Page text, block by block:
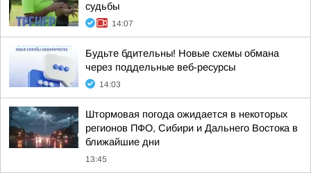
судьбы
14:07
Будьте бдительны! Новые схемы обмана
через поддельные веб-ресурсы
14:03
Штормовая погода ожидается в некоторых
регионов ПФО, Сибири и Дальнего Востока в
ближайшие дни
13:45